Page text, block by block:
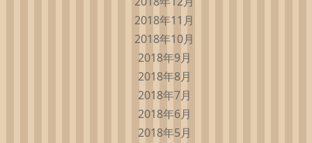
2018年11月
2018年10月
2018年9月
2018年8月
2018年7月
2018年6月
2018年5月